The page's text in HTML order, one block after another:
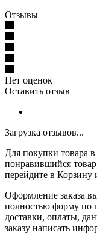
Отзывы
Нет оценок
Оставить отзыв
Загрузка отзывов...
Для покупки товара
понравившийся товар
перейдите в Корзину
Оформление заказа
полностью форму по
доставки, оплаты,
заказу написать